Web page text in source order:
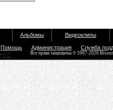
Альбомы Видеоклипы
Помощь Администрация Служба
Все права защищены © 2007-2026